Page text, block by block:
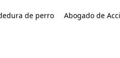
de perro Abogado de